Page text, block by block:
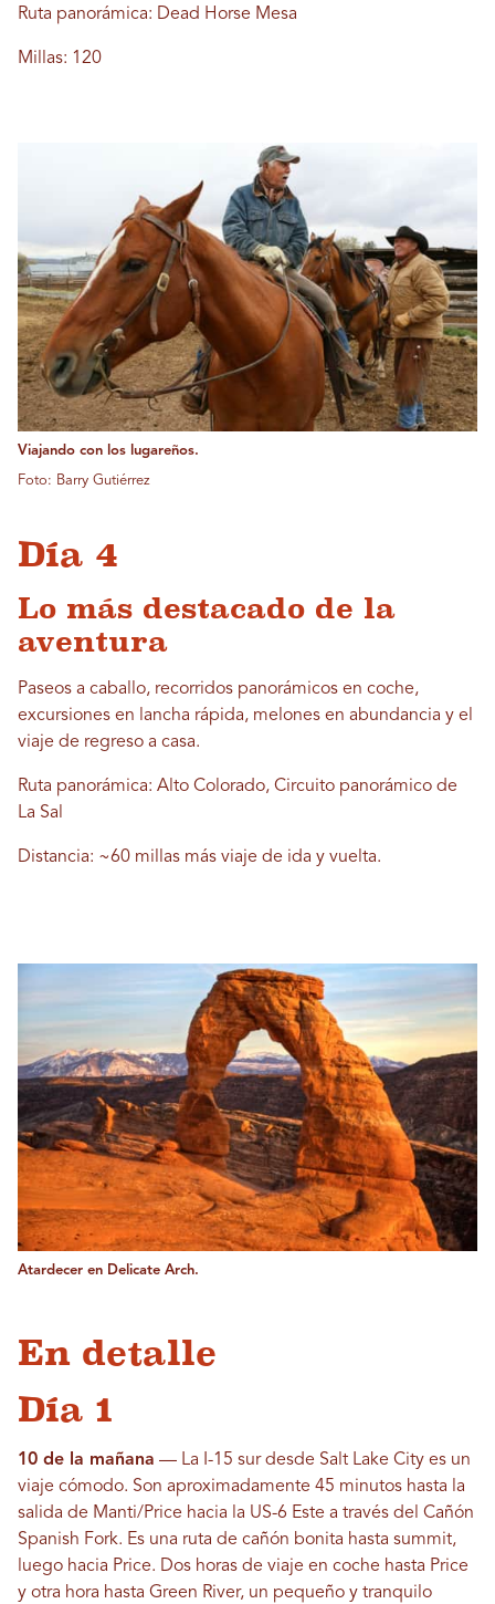
Ruta panorámica: Dead Horse Mesa
Millas: 120
Viajando con los lugareños.
Foto: Barry Gutiérrez
Día 4
Lo más destacado de la
aventura
Paseos a caballo, recorridos panorámicos en coche,
excursiones en lancha rápida, melones en abundancia y el
viaje de regreso a casa.
Ruta panorámica: Alto Colorado, Circuito panorámico de
La Sal
Distancia: ~60 millas más viaje de ida y vuelta.
Atardecer en Delicate Arch.
En detalle
Día 1
10 de la mañana — La I-15 sur desde Salt Lake City es un
viaje cómodo. Son aproximadamente 45 minutos hasta la
salida de Manti/Price hacia la US-6 Este a través del Cañón
Spanish Fork. Es una ruta de cañón bonita hasta summit,
luego hacia Price. Dos horas de viaje en coche hasta Price
y otra hora hasta Green River, un pequeño y tranquilo